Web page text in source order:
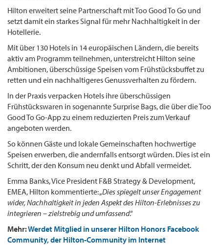
Hilton erweitert seine Partnerschaft mit Too Good To Go und
setzt damit ein starkes Signal für mehr Nachhaltigkeit in der
Hotellerie.
Mit über 130 Hotels in 14 europäischen Ländern, die bereits
aktiv am Programm teilnehmen, unterstreicht Hilton seine
Ambitionen, überschüssige Speisen vom Frühstücksbuffet zu
retten und ein nachhaltigeres Genussverhalten zu fördern.
In der Praxis verpacken Hotels ihre überschüssigen
Frühstückswaren in sogenannte Surprise Bags, die über die Too
Good To Go-App zu einem reduzierten Preis zum Verkauf
angeboten werden.
So können Gäste und lokale Gemeinschaften hochwertige
Speisen erwerben, die andernfalls entsorgt würden. Dies ist ein
Schritt, der den Konsum neu denkt und Abfall vermeidet.
Emma Banks, Vice President F&B Strategy & Development,
EMEA, Hilton kommentierte: „Dies spiegelt unser Engagement
wider, Nachhaltigkeit in jeden Aspekt des Hilton-Erlebnisses zu
integrieren – zielstrebig und umfassend.“
Mehr:Werdet Mitglied in unserer Hilton Honors Facebook
Community, der Hilton-Community im Internet